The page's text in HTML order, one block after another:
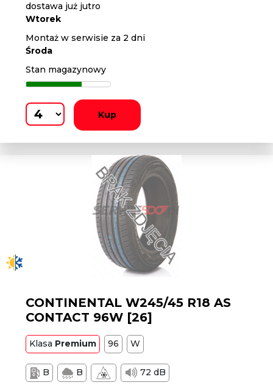
dostawa już jutro
Wtorek
Montaż w serwisie za 2 dni
Środa
Stan magazynowy
Kup
CONTINENTAL W245/45 R18 AS
CONTACT 96W [26]
Klasa Premium 96 W
B B 72 dB